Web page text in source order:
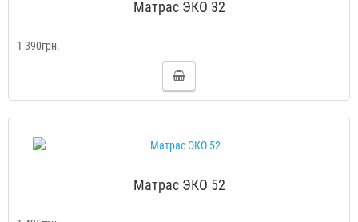
Матрас ЭКО 32
1 390грн.
Матрас ЭКО 52